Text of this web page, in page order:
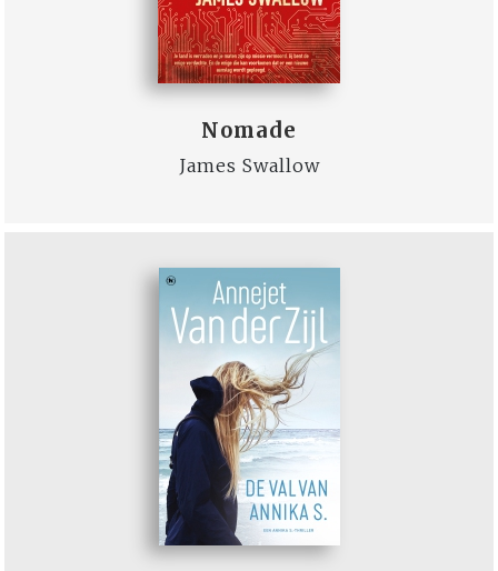
Nomade
James Swallow